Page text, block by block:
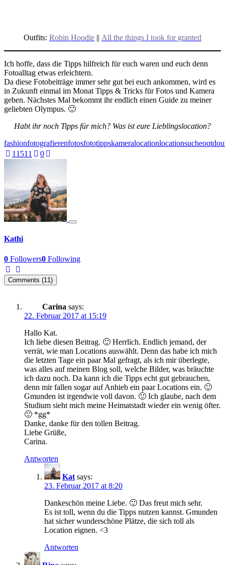
Outfits: Robin Hoodie || All the things I took for granted
Ich hoffe, dass die Tipps hilfreich für euch waren und euch denn
Fotoalltag etwas erleichtern.
Da diese Fotobeiträge immer sehr gut bei euch ankommen, wird es
in Zukunft einmal im Monat Tipps & Tricks für Fotos und Kamera
geben. Nächstes Mal bekommt ihr endlich einen Guide zu meiner
geliebten Olympus. 🙂
Habt ihr noch Tipps für mich? Was ist eure Lieblingslocation?
fashionfotografierenfotosfototippskameralocationlocationsucheootd
11511 0
Kathi
0 Followers0 Following
Comments (11)
Carina says:
22. Februar 2017 at 15:19
Hallo Kat.
Ich liebe diesen Beitrag. 🙂 Herrlich. Endlich jemand, der
verrät, wie man Locations auswählt. Denn das habe ich mich
die letzten Tage ein paar Mal gefragt, als ich mir überlegte,
was alles auf meinen Blog soll, welche Bilder, was bräuchte
ich dazu noch. Da kann ich die Tipps echt gut gebrauchen,
denn mir fallen sogar auf Anhieb ein paar Locations ein. 🙂
Gmunden ist irgendwie voll davon. 🙂 Ich glaube, nach dem
Studium sieht mich meine Heimatstadt wieder ein wenig öfter.
🙂 *gg*
Danke, danke für den tollen Beitrag.
Liebe Grüße,
Carina.
Antworten
Kat says:
23. Februar 2017 at 8:20
Dankeschön meine Liebe. 🙂 Das freut mich sehr.
Es ist toll, wenn du die Tipps nutzen kannst. Gmunden
hat sicher wunderschöne Plätze, die sich toll als
Location eignen. <3
Antworten